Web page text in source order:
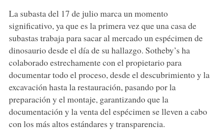
La subasta del 17 de julio marca un momento
significativo, ya que es la primera vez que una casa de
subastas trabaja para sacar al mercado un espécimen de
dinosaurio desde el día de su hallazgo. Sotheby’s ha
colaborado estrechamente con el propietario para
documentar todo el proceso, desde el descubrimiento y la
excavación hasta la restauración, pasando por la
preparación y el montaje, garantizando que la
documentación y la venta del espécimen se lleven a cabo
con los más altos estándares y transparencia.